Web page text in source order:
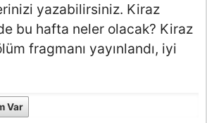
yazabilirsiniz. Kiraz
bu hafta neler olacak? Kiraz
fragmanı yayınlandı, iyi
Var